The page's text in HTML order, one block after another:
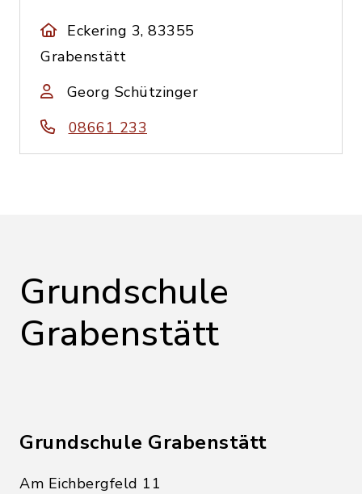
Eckering 3, 83355
Grabenstätt
Georg Schützinger
08661 233
Grundschule
Grabenstätt
Grundschule Grabenstätt
Am Eichbergfeld 11